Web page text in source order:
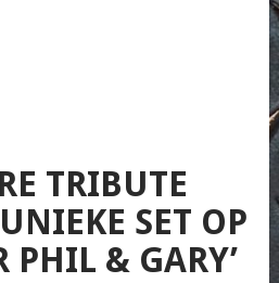
TRIBUTE
SET OP
PHIL & GARY’